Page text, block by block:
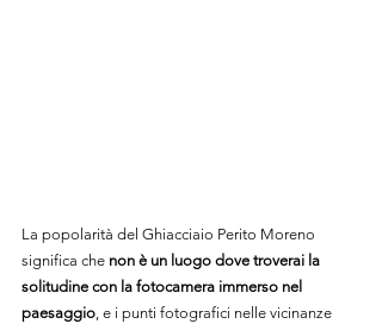
La popolarità del Ghiacciaio Perito Moreno
significa che non è un luogo dove troverai la
solitudine con la fotocamera immerso nel
paesaggio, e i punti fotografici nelle vicinanze